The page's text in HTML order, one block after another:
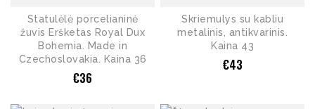
Statulėlė porcelianinė
žuvis Eršketas Royal Dux
Bohemia. Made in
Czechoslovakia. Kaina 36
€36
Skriemulys su kabliu
metalinis, antikvarinis.
Kaina 43
€43